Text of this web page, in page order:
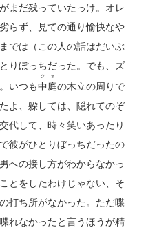
まだ残っていたっけ。オレ
らず、見ての通り愉快なや
では（この人の話はだいぶ
りぼっちだった。でも、ズ
いつも中庭
クォ
の木立の周りで
よ、躱しては、隠れてのぞ
代して、時々笑いあったり
彼がひとりぼっちだったの
への接し方がわからなかっ
とをしたわけじゃない、そ
打ち所がなかった。ただ喋
れなかったと言うほうが精